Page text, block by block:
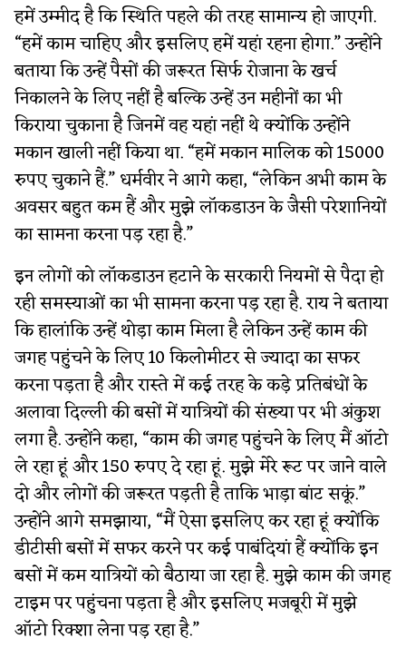
हमें उम्मीद है कि स्थिति पहले की तरह सामान्य हो जाएगी.
“हमें काम चाहिए और इसलिए हमें यहां रहना होगा.” उन्होंने
बताया कि उन्हें पैसों की जरूरत सिर्फ रोजाना के खर्च
निकालने के लिए नहीं है बल्कि उन्हें उन महीनों का भी
किराया चुकाना है जिनमें वह यहां नहीं थे क्योंकि उन्होंने
मकान खाली नहीं किया था. “हमें मकान मालिक को 15000
रुपए चुकाने हैं.” धर्मवीर ने आगे कहा, “लेकिन अभी काम के
अवसर बहुत कम हैं और मुझे लॉकडाउन के जैसी परेशानियों
का सामना करना पड़ रहा है.”
इन लोगों को लॉकडाउन हटाने के सरकारी नियमों से पैदा हो
रही समस्याओं का भी सामना करना पड़ रहा है. राय ने बताया
कि हालांकि उन्हें थोड़ा काम मिला है लेकिन उन्हें काम की
जगह पहुंचने के लिए 10 किलोमीटर से ज्यादा का सफर
करना पड़ता है और रास्ते में कई तरह के कड़े प्रतिबंधों के
अलावा दिल्ली की बसों में यात्रियों की संख्या पर भी अंकुश
लगा है. उन्होंने कहा, “काम की जगह पहुंचने के लिए मैं ऑटो
ले रहा हूं और 150 रुपए दे रहा हूं. मुझे मेरे रूट पर जाने वाले
दो और लोगों की जरूरत पड़ती है ताकि भाड़ा बांट सकूं.”
उन्होंने आगे समझाया, “मैं ऐसा इसलिए कर रहा हूं क्योंकि
डीटीसी बसों में सफर करने पर कई पाबंदियां हैं क्योंकि इन
बसों में कम यात्रियों को बैठाया जा रहा है. मुझे काम की जगह
टाइम पर पहुंचना पड़ता है और इसलिए मजबूरी में मुझे
ऑटो रिक्शा लेना पड़ रहा है.”